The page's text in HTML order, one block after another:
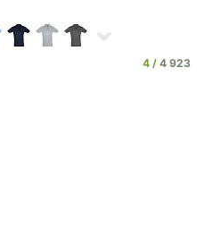
4
4 923